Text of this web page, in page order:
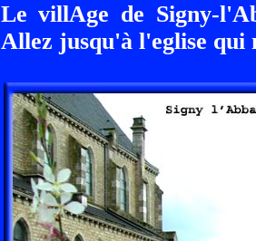
Le villAge de Signy-
Allez jusqu'à l'eglise qui